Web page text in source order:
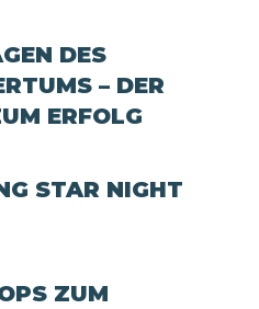
DES
– DER
ERFOLG
STAR NIGHT
ZUM